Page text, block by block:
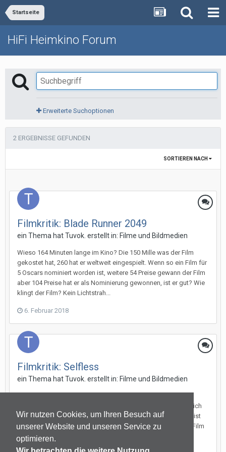
Wir nutzen Cookies, um Ihren Besuch auf
unserer Website und unseren Service zu
optimieren.
Startseite
HiFi Heimkino Forum
Erweiterte Suchoptionen
2 ERGEBNISSE GEFUNDEN
SORTIEREN NACH
Filmkritik: Blade Runner 2049
ein Thema hatTuvok. erstellt in: Filme und Bildmedien
Wieso 164 Minuten lange im Kino? Die 150 Mille was der Film
gekostet hat, 260 hat er weltweit eingespielt. Wenn so ein Film für
5 Oscars nominiert worden ist, weitere 54 Preise gewann der Film
aber 104 Preise hat er als Nominierung gewonnen, ist er gut? Wie
klingt der Film? Kein Lichtstrah...
6. Februar 2018
Filmkritik: Selfless
ein Thema hatTuvok. erstellt in: Filme und Bildmedien
geborene Darsteller Ryan Reynolds die Hauptrolle spielt und ich
muss sagen er spielt gut der Film war ein Käse. Jetzt endlich ist
mit ihm ein Film im Kino der wirklich spannend ist. Der beste Film
mit ihm ist zweifelsohne für mich „Green Lante...